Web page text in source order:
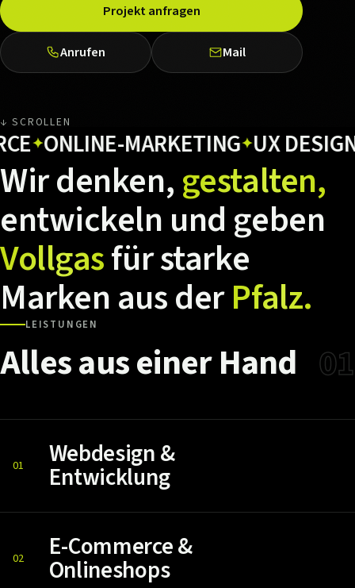
Projekt anfragen
Anrufen Mail
↓ SCROLLEN
ONLINE-MARKETING✦UX DESIGN✦
Wirdenken,gestalten,
entwickeln und geben
Vollgasfürstarke
MarkenausderPfalz.
LEISTUNGEN
AllesauseinerHand 01
01 Webdesign &
Entwicklung
02 E-Commerce &
Onlineshops